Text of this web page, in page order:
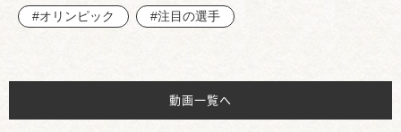
#オリンピック #注目の選手
動画一覧へ